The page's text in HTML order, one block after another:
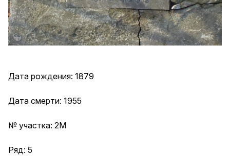
Дата рождения: 1879
Дата смерти: 1955
№ участка: 2М
Ряд: 5